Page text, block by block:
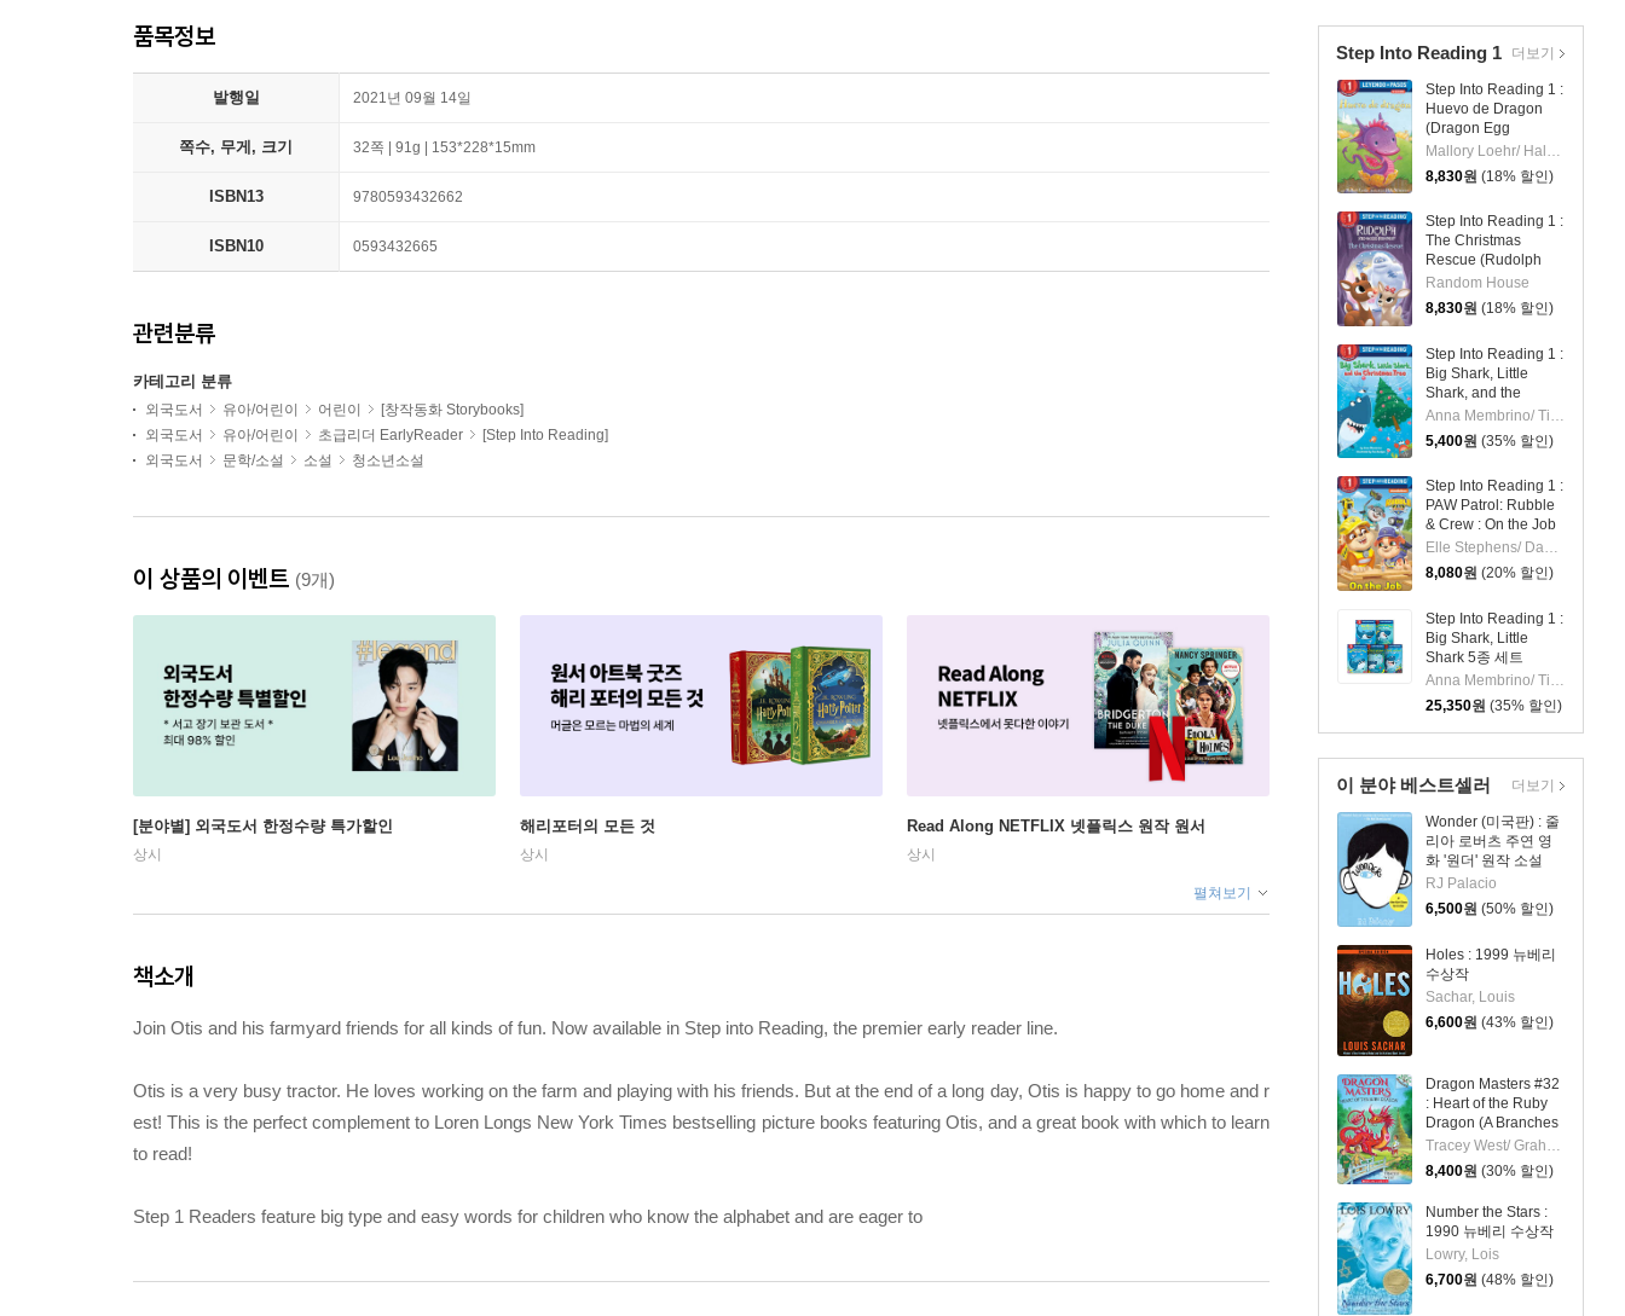
Step Into Reading 1
Step Into Reading 1 :
Huevo de Dragon
(Dragon Egg
Spanish Edition)
Mallory Loehr/ Hala Wittwer (ILT)
8,830원 (18% 할인)
Step Into Reading 1 :
The Christmas
Rescue (Rudolph
the Red-Nosed
Reindeer)
Random House
8,830원 (18% 할인)
Step Into Reading 1 :
Big Shark, Little
Shark, and the
Christmas Tree
Anna Membrino/ Tim Budgen (ILT)
5,400원 (35% 할인)
Step Into Reading 1 :
PAW Patrol: Rubble
& Crew : On the Job
Elle Stephens/ Dave Aikins (ILT)
8,080원 (20% 할인)
Step Into Reading 1 :
Big Shark, Little
Shark 5종 세트
25,350원 (35% 할인)
더보기
이 분야 베스트셀러
Wonder (미국판) : 줄
리아 로버츠 주연 영
화 '원더' 원작 소설
RJ Palacio
6,500원 (50% 할인)
Holes : 1999 뉴베리
수상작
Sachar, Louis
6,600원 (43% 할인)
Dragon Masters #32
: Heart of the Ruby
Dragon (A Branches
Book)
8,400원 (30% 할인)
Number the Stars :
1990 뉴베리 수상작
Lowry, Lois
6,700원 (48% 할인)
더보기
품목정보
발행일 2021년 09월 14일
쪽수, 무게, 크기 32쪽 | 91g | 153*228*15mm
ISBN13 9780593432662
ISBN10 0593432665
관련분류
카테고리 분류
외국도서 유아/어린이 어린이
[창작동화 Storybooks]
외국도서
유아/어린이 초급리더 EarlyReader
[Step Into Reading]
외국도서
문학/소설 소설 청소년소설
이 상품의 이벤트 (9개)
[분야별] 외국도서 한정수량 특가할인
상시
해리포터의 모든 것
상시
Read Along NETFLIX 넷플릭스 원작 원서
상시
펼쳐보기
책소개
Join Otis and his farmyard friends for all kinds of fun. Now available in Step into Reading, the premier early reader line.
Otis is a very busy tractor. He loves working on the farm and playing with his friends. But at the end of a long day, Otis is happy to go home and r
est! This is the perfect complement to Loren Longs New York Times bestselling picture books featuring Otis, and a great book with which to learn
to read!
Step 1 Readers feature big type and easy words for children who know the alphabet and are eager to